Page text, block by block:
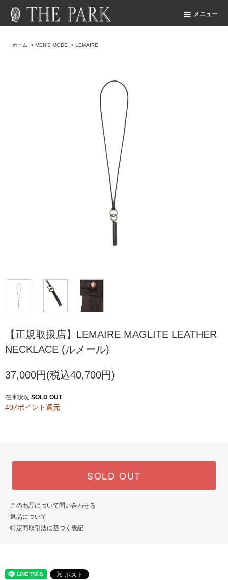
メニュー
ホーム >MEN'S MODE >LEMAIRE
【正規取扱店】LEMAIRE MAGLITE LEATHER
NECKLACE (ルメール)
37,000円(税込40,700円)
在庫状況 SOLD OUT
407ポイント還元
SOLD OUT
この商品について問い合わせる
返品について
特定商取引法に基づく表記